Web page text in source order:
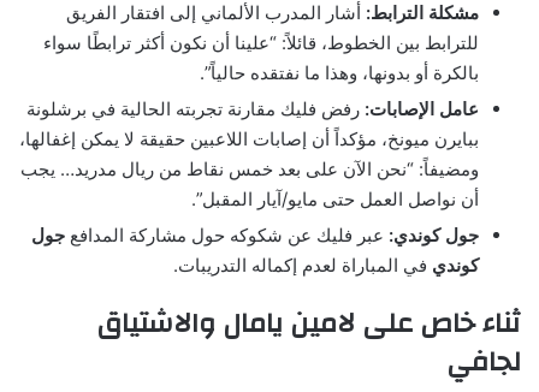
مشكلة الترابط: أشار المدرب الألماني إلى افتقار الفريق
للترابط بين الخطوط، قائلاً: “علينا أن نكون أكثر ترابطًا سواء
بالكرة أو بدونها، وهذا ما نفتقده حالياً”.
عامل الإصابات: رفض فليك مقارنة تجربته الحالية في برشلونة
ببايرن ميونخ، مؤكداً أن إصابات اللاعبين حقيقة لا يمكن إغفالها،
ومضيفاً: “نحن الآن على بعد خمس نقاط من ريال مدريد… يجب
أن نواصل العمل حتى مايو/آيار المقبل”.
جول كوندي: عبر فليك عن شكوكه حول مشاركة المدافع جول
كوندي في المباراة لعدم إكماله التدريبات.
ثناء خاص على لامين يامال والاشتياق
لجافي